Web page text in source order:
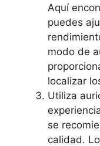
Aquí
puedes
modo de
localizar
Utiliza
se
calidad.